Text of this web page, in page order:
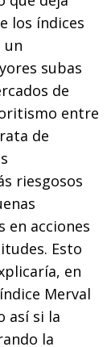
los índices
un
subas
de
entre
de
riesgosos
en acciones
Esto
en
Merval
así si la
la